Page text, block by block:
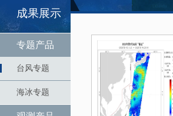
成果展示
专题产品
台风专题
海冰专题